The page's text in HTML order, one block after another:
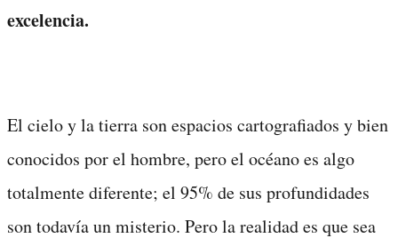
excelencia.
El cielo y la tierra son espacios cartografiados y bien
conocidos por el hombre, pero el océano es algo
totalmente diferente; el 95% de sus profundidades
son todavía un misterio. Pero la realidad es que sea